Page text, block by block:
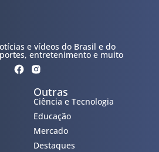
e vídeos do Brasil e do
entretenimento e muito
Outras
Ciência e Tecnologia
Educação
Mercado
Destaques